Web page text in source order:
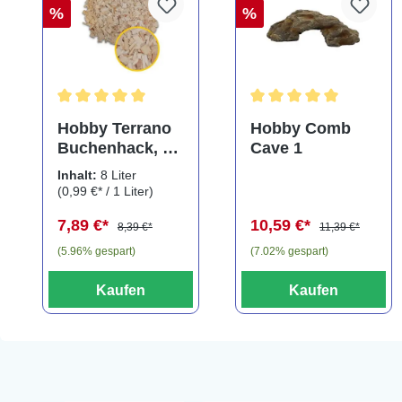
%
Hobby Terrano
Buchenhack, 8
Liter
Inhalt: 8 Liter
(0,99 €* / 1 Liter)
7,89 €*
8,39 €*
(5.96% gespart)
Kaufen
%
Hobby Comb
Cave 1
10,59 €*
11,39 €*
(7.02% gespart)
Kaufen